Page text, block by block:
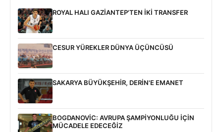
ROYAL HALI GAZİANTEP'TEN İKİ TRANSFER
CESUR YÜREKLER DÜNYA ÜÇÜNCÜSÜ
SAKARYA BÜYÜKŞEHİR, DERİN'E EMANET
BOGDANOVİC: AVRUPA ŞAMPİYONLUĞU İÇİN
MÜCADELE EDECEĞİZ